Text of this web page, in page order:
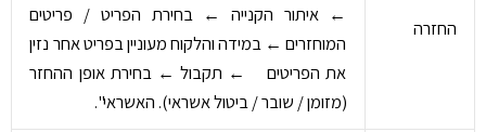
החזרה
← איתור הקנייה ← בחירת הפריט / פריטים
המוחזרים ← במידה והלקוח מעוניין בפריט אחר נזין
את הפריטים ← תקבול ← בחירת אופן ההחזר
(מזומן / שובר / ביטול אשראי). האשראי".